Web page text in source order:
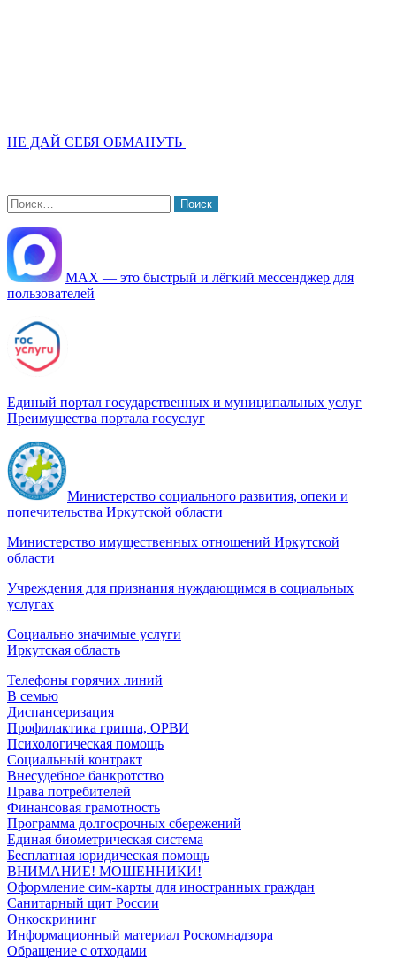
НЕ ДАЙ СЕБЯ ОБМАНУТЬ
Найти:
МАХ — это быстрый и лёгкий мессенджер для
пользователей
Единый портал государственных и муниципальных услуг
Преимущества портала госуслуг
Министерство социального развития, опеки и
попечительства Иркутской области
Министерство имущественных отношений Иркутской
области
Учреждения для признания нуждающимся в социальных
услугах
Социально значимые услуги
Иркутская область
Телефоны горячих линий
В семью
Диспансеризация
Профилактика гриппа, ОРВИ
Психологическая помощь
Социальный контракт
Внесудебное банкротство
Права потребителей
Финансовая грамотность
Программа долгосрочных сбережений
Единая биометрическая система
Бесплатная юридическая помощь
ВНИМАНИЕ! МОШЕННИКИ!
Оформление сим-карты для иностранных граждан
Санитарный щит России
Онкоскрининг
Информационный материал Роскомнадзора
Обращение с отходами